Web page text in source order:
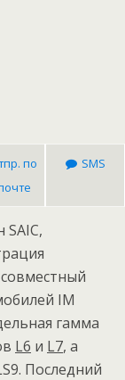
по
SMS
IM
гамма
L6 и L7, а
Последний